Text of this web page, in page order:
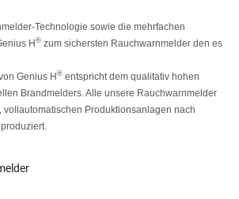
Technologie sowie die mehrfachen
H® zum sichersten Rauchwarnmelder den es
Genius H® entspricht dem qualitativ hohen
Brandmelders. Alle unsere Rauchwarnmelder
vollautomatischen Produktionsanlagen nach